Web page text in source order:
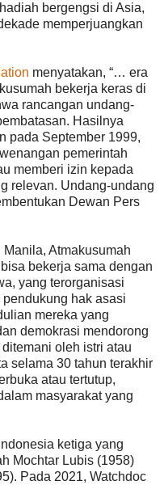
bergengsi di Asia,
memperjuangkan
menyatakan, “… era
bekerja keras di
rancangan undang-
Hasilnya
pada September 1999,
pemerintah
memberi izin kepada
relevan. Undang-undang
Dewan Pers
Atmakusumah
bekerja sama dengan
yang terorganisasi
hak asasi
mereka yang
demokrasi mendorong
oleh istri atau
selama 30 tahun terakhir
atau tertutup,
masyarakat yang
ketiga yang
Mochtar Lubis (1958)
Pada 2021, Watchdoc